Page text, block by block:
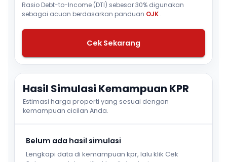
Rasio Debt-to-Income (DTI) sebesar 30% digunakan
sebagai acuan berdasarkan panduan OJK .
Cek Sekarang
Hasil Simulasi Kemampuan KPR
Estimasi harga properti yang sesuai dengan
kemampuan cicilan Anda.
Belum ada hasil simulasi
Lengkapi data di kemampuan kpr, lalu klik Cek